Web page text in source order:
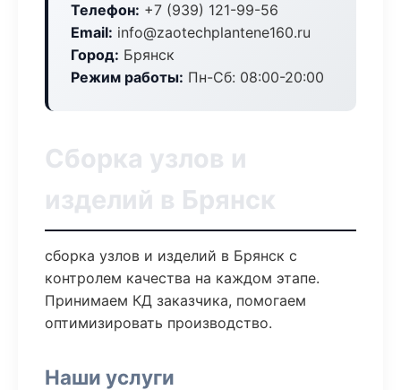
Телефон: +7 (939) 121-99-56
Email: info@zaotechplantene160.ru
Город: Брянск
Режим работы: Пн-Сб: 08:00-20:00
Сборка узлов и
изделий в Брянск
сборка узлов и изделий в Брянск с
контролем качества на каждом этапе.
Принимаем КД заказчика, помогаем
оптимизировать производство.
Наши услуги